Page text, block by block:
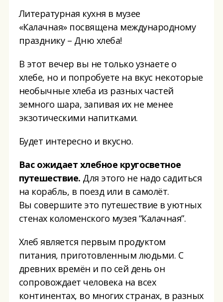
Литературная кухня в музее
«Калачная» посвящена международному
празднику – Дню хлеба!
В этот вечер вы не только узнаете о
хлебе, но и попробуете на вкус некоторые
необычные хлеба из разных частей
земного шара, запивая их не менее
экзотическими напитками.
Будет интересно и вкусно.
Вас ожидает хлебное кругосветное
путешествие. Для этого не надо садиться
на корабль, в поезд или в самолёт.
Вы совершите это путешествие в уютных
стенах коломенского музея “Калачная”.
Хлеб является первым продуктом
питания, приготовленным людьми. С
древних времён и по сей день он
сопровождает человека на всех
континентах, во многих странах, в разных